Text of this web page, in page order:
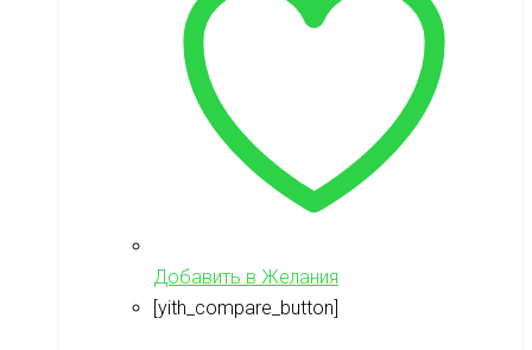
Добавить в Желания
[yith_compare_button]